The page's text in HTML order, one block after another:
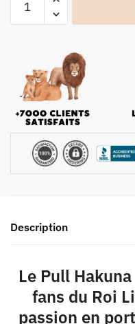
Description
Le Pull
fans du Roi
passion en